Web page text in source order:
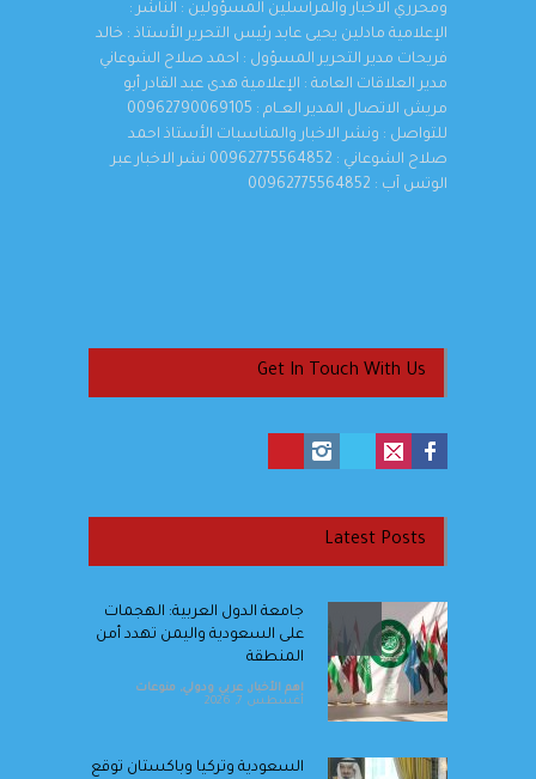
ومحرري الاخبار والمراسلين المسؤولين : الناشر :
الإعلامية مادلين يحيى عابد رئيس التحرير الأستاذ : خالد
فريحات مدير التحرير المسؤول : احمد صلاح الشوعاني
مدير العلاقات العامة : الإعلامية هدى عبد القادر أبو
مريش الاتصال المدير العــام : 00962790069105
للتواصل : ونشر الاخبار والمناسبات الأستاذ احمد
صلاح الشوعاني : 00962775564852 نشر الاخبار عبر
الوتس آب : 00962775564852
Get In Touch With Us
Latest Posts
جامعة الدول العربية: الهجمات
على السعودية واليمن تهدد أمن
المنطقة
اهم الأخبار, عربي ودولي, منوعات
أغسطس 7, 2026
السعودية وتركيا وباكستان توقع